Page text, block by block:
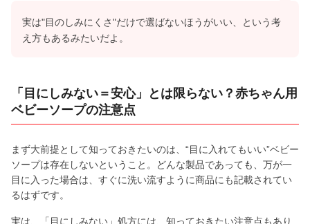
実は"目のしみにくさ"だけで選ばないほうがいい、という考
え方もあるみたいだよ。
「目にしみない＝安心」とは限らない？赤ちゃん用
ベビーソープの注意点
まず大前提として知っておきたいのは、“目に入れてもいい”ベビー
ソープは存在しないということ。どんな製品であっても、万が一
目に入った場合は、すぐに洗い流すように商品にも記載されてい
るはずです。
実は、「目にしみない」処方には、知っておきたい注意点もあり